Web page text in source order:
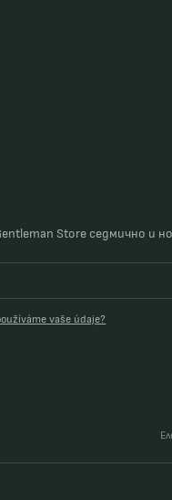
Store седмично и
vaše údaje?